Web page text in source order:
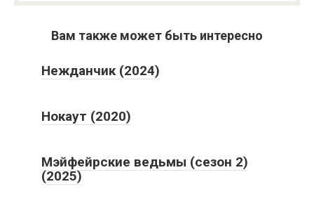
Вам также может быть интересно
Нежданчик (2024)
Нокаут (2020)
Мэйфейрские ведьмы (сезон 2)
(2025)